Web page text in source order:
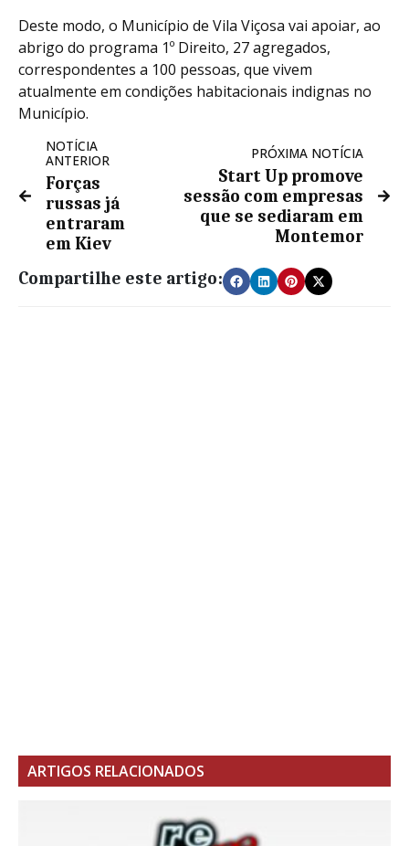
Deste modo, o Município de Vila Viçosa vai apoiar, ao
abrigo do programa 1º Direito, 27 agregados,
correspondentes a 100 pessoas, que vivem
atualmente em condições habitacionais indignas no
Município.
NOTÍCIA
ANTERIOR
Forças
russas já
entraram
em Kiev
PRÓXIMA NOTÍCIA
Start Up promove
sessão com empresas
que se sediaram em
Montemor
Compartilhe este artigo:
ARTIGOS RELACIONADOS